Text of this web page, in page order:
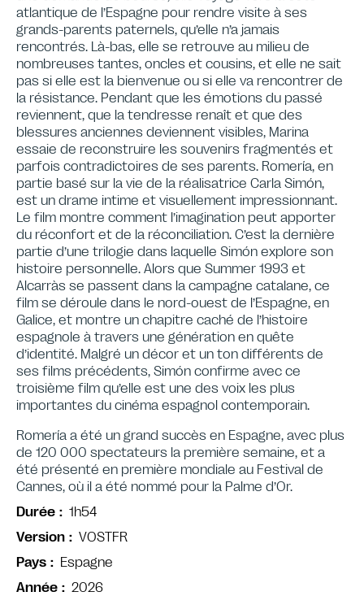
atlantique de l’Espagne pour rendre visite à ses
grands-parents paternels, qu’elle n’a jamais
rencontrés. Là-bas, elle se retrouve au milieu de
nombreuses tantes, oncles et cousins, et elle ne sait
pas si elle est la bienvenue ou si elle va rencontrer de
la résistance. Pendant que les émotions du passé
reviennent, que la tendresse renaît et que des
blessures anciennes deviennent visibles, Marina
essaie de reconstruire les souvenirs fragmentés et
parfois contradictoires de ses parents. Romería, en
partie basé sur la vie de la réalisatrice Carla Simón,
est un drame intime et visuellement impressionnant.
Le film montre comment l’imagination peut apporter
du réconfort et de la réconciliation. C’est la dernière
partie d’une trilogie dans laquelle Simón explore son
histoire personnelle. Alors que Summer 1993 et
Alcarràs se passent dans la campagne catalane, ce
film se déroule dans le nord-ouest de l’Espagne, en
Galice, et montre un chapitre caché de l’histoire
espagnole à travers une génération en quête
d’identité. Malgré un décor et un ton différents de
ses films précédents, Simón confirme avec ce
troisième film qu’elle est une des voix les plus
importantes du cinéma espagnol contemporain.
Romería a été un grand succès en Espagne, avec plus
de 120 000 spectateurs la première semaine, et a
été présenté en première mondiale au Festival de
Cannes, où il a été nommé pour la Palme d’Or.
Durée
1h54
Version
VOSTFR
Pays
Espagne
Année
2026